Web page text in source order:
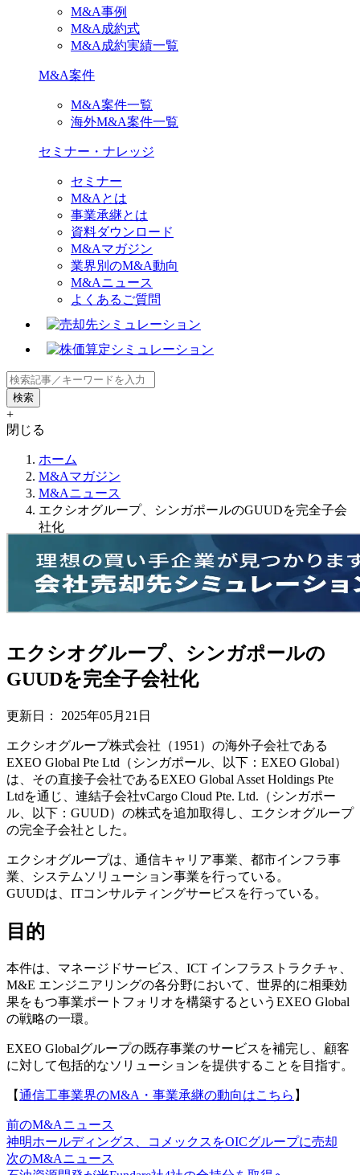
M&A事例
M&A成約式
M&A成約実績一覧
M&A案件
M&A案件一覧
海外M&A案件一覧
セミナー・ナレッジ
セミナー
M&Aとは
事業承継とは
資料ダウンロード
M&Aマガジン
業界別のM&A動向
M&Aニュース
よくあるご質問
+
閉じる
ホーム
M&Aマガジン
M&Aニュース
エクシオグループ、シンガポールのGUUDを完全子会
社化
エクシオグループ、シンガポールの
GUUDを完全子会社化
更新日： 2025年05月21日
エクシオグループ株式会社（1951）の海外子会社である
EXEO Global Pte Ltd（シンガポール、以下：EXEO Global）
は、その直接子会社であるEXEO Global Asset Holdings Pte
Ltdを通じ、連結子会社vCargo Cloud Pte. Ltd.（シンガポー
ル、以下：GUUD）の株式を追加取得し、エクシオグループ
の完全子会社とした。
エクシオグループは、通信キャリア事業、都市インフラ事
業、システムソリューション事業を行っている。
GUUDは、ITコンサルティングサービスを行っている。
目的
本件は、マネージドサービス、ICT インフラストラクチャ、
M&E エンジニアリングの各分野において、世界的に相乗効
果をもつ事業ポートフォリオを構築するというEXEO Global
の戦略の一環。
EXEO Globalグループの既存事業のサービスを補完し、顧客
に対して包括的なソリューションを提供することを目指す。
【通信工事業界のM&A・事業承継の動向はこちら 】
前のM&Aニュース
神明ホールディングス、コメックスをOICグループに売却
次のM&Aニュース